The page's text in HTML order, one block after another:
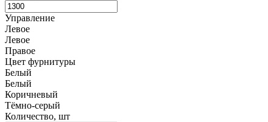
Управление
Левое
Левое
Правое
Цвет фурнитуры
Белый
Белый
Коричневый
Тёмно-серый
Количество, шт